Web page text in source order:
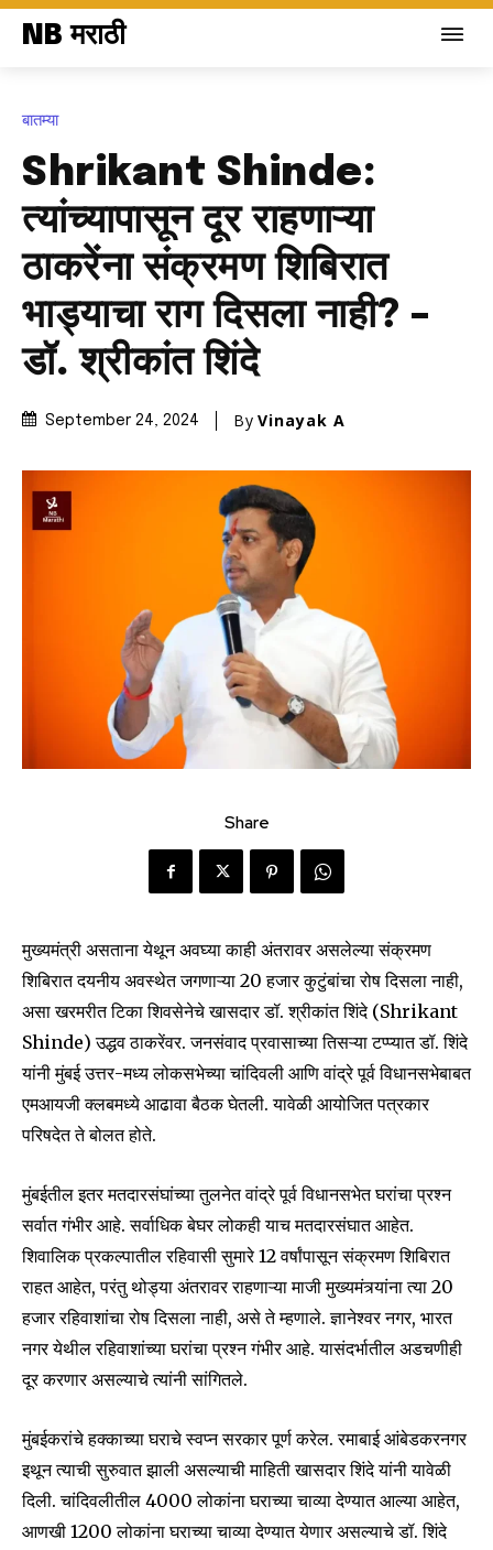
NB मराठी
बातम्या
Shrikant Shinde:
त्यांच्यापासून दूर राहणाऱ्या
ठाकरेंना संक्रमण शिबिरात
भाड्याचा राग दिसला नाही? –
डॉ. श्रीकांत शिंदे
September 24, 2024 By Vinayak A
Share
मुख्यमंत्री असताना येथून अवघ्या काही अंतरावर असलेल्या संक्रमण
शिबिरात दयनीय अवस्थेत जगणाऱ्या 20 हजार कुटुंबांचा रोष दिसला नाही,
असा खरमरीत टिका शिवसेनेचे खासदार डॉ. श्रीकांत शिंदे (Shrikant
Shinde) उद्धव ठाकरेंवर. जनसंवाद प्रवासाच्या तिसऱ्या टप्प्यात डॉ. शिंदे
यांनी मुंबई उत्तर-मध्य लोकसभेच्या चांदिवली आणि वांद्रे पूर्व विधानसभेबाबत
एमआयजी क्लबमध्ये आढावा बैठक घेतली. यावेळी आयोजित पत्रकार
परिषदेत ते बोलत होते.
मुंबईतील इतर मतदारसंघांच्या तुलनेत वांद्रे पूर्व विधानसभेत घरांचा प्रश्न
सर्वात गंभीर आहे. सर्वाधिक बेघर लोकही याच मतदारसंघात आहेत.
शिवालिक प्रकल्पातील रहिवासी सुमारे 12 वर्षांपासून संक्रमण शिबिरात
राहत आहेत, परंतु थोड्या अंतरावर राहणाऱ्या माजी मुख्यमंत्र्यांना त्या 20
हजार रहिवाशांचा रोष दिसला नाही, असे ते म्हणाले. ज्ञानेश्वर नगर, भारत
नगर येथील रहिवाशांच्या घरांचा प्रश्न गंभीर आहे. यासंदर्भातील अडचणीही
दूर करणार असल्याचे त्यांनी सांगितले.
मुंबईकरांचे हक्काच्या घराचे स्वप्न सरकार पूर्ण करेल. रमाबाई आंबेडकरनगर
इथून त्याची सुरुवात झाली असल्याची माहिती खासदार शिंदे यांनी यावेळी
दिली. चांदिवलीतील 4000 लोकांना घराच्या चाव्या देण्यात आल्या आहेत,
आणखी 1200 लोकांना घराच्या चाव्या देण्यात येणार असल्याचे डॉ. शिंदे